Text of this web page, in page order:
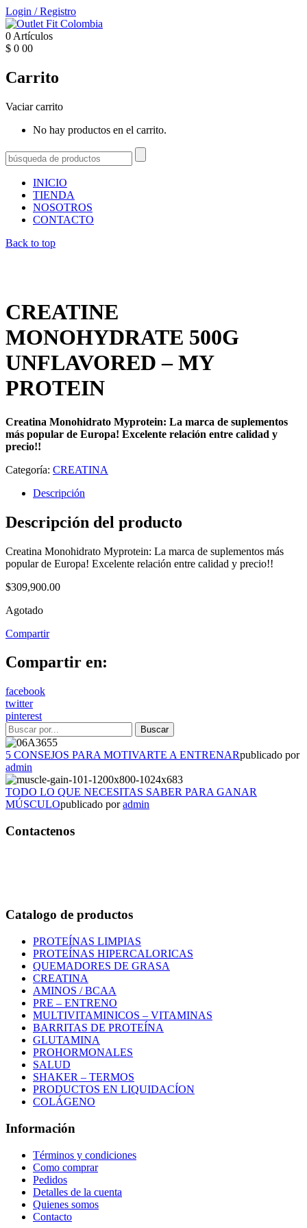
Login /Registro
0 Artículos
$ 0 00
Carrito
Vaciar carrito
No hay productos en el carrito.
INICIO
TIENDA
NOSOTROS
CONTACTO
Back to top
CREATINE
MONOHYDRATE 500G
UNFLAVORED – MY
PROTEIN
Creatina Monohidrato Myprotein: La marca de suplementos
más popular de Europa! Excelente relación entre calidad y
precio!!
Categoría: CREATINA
Descripción
Descripción del producto
Creatina Monohidrato Myprotein: La marca de suplementos más
popular de Europa! Excelente relación entre calidad y precio!!
$309,900.00
Agotado
Compartir
Compartir en:
facebook
twitter
pinterest
5 CONSEJOS PARA MOTIVARTE A ENTRENARpublicado por
admin
TODO LO QUE NECESITAS SABER PARA GANAR
MÚSCULOpublicado poradmin
Contactenos
Catalogo de productos
PROTEÍNAS LIMPIAS
PROTEÍNAS HIPERCALORICAS
QUEMADORES DE GRASA
CREATINA
AMINOS / BCAA
PRE – ENTRENO
MULTIVITAMINICOS – VITAMINAS
BARRITAS DE PROTEÍNA
GLUTAMINA
PROHORMONALES
SALUD
SHAKER – TERMOS
PRODUCTOS EN LIQUIDACÍON
COLÁGENO
Información
Términos y condiciones
Como comprar
Pedidos
Detalles de la cuenta
Quienes somos
Contacto